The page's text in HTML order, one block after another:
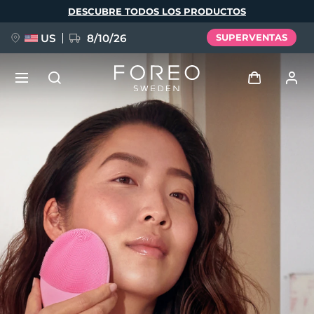
DESCUBRE TODOS LOS PRODUCTOS
US 8/10/26 SUPERVENTAS
Perfil de usuario
Mis dispositivos
Mis pedidos
Mis direcciones
Mis suscripciones
NUEVO
FAQ™ Pure Beauty-Tech Elixir
BREAKING NEWS
issa™ Teeth Whitening Set
Idioma
English Deutsch
Español
Français
Italiano
Português
Polski
Svenska
Русский
Türkçe
简体中文 繁體中文